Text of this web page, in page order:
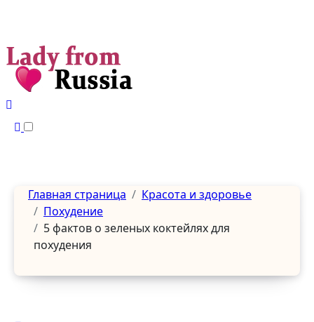
Главная страница
Красота и здоровье
Похудение
5 фактов о зеленых коктейлях для
похудения